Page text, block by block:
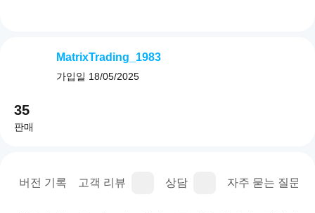
버전 기록 고객 리뷰 상담 자주 묻는 질문
MatrixTrading_1983
가입일 18/05/2025
35
판매